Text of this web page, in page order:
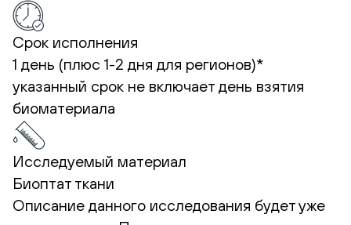
Срок исполнения
1 день (плюс 1-2 дня для регионов)*
указанный срок не включает день взятия
биоматериала
Исследуемый материал
Биоптат ткани
Описание данного исследования будет уже